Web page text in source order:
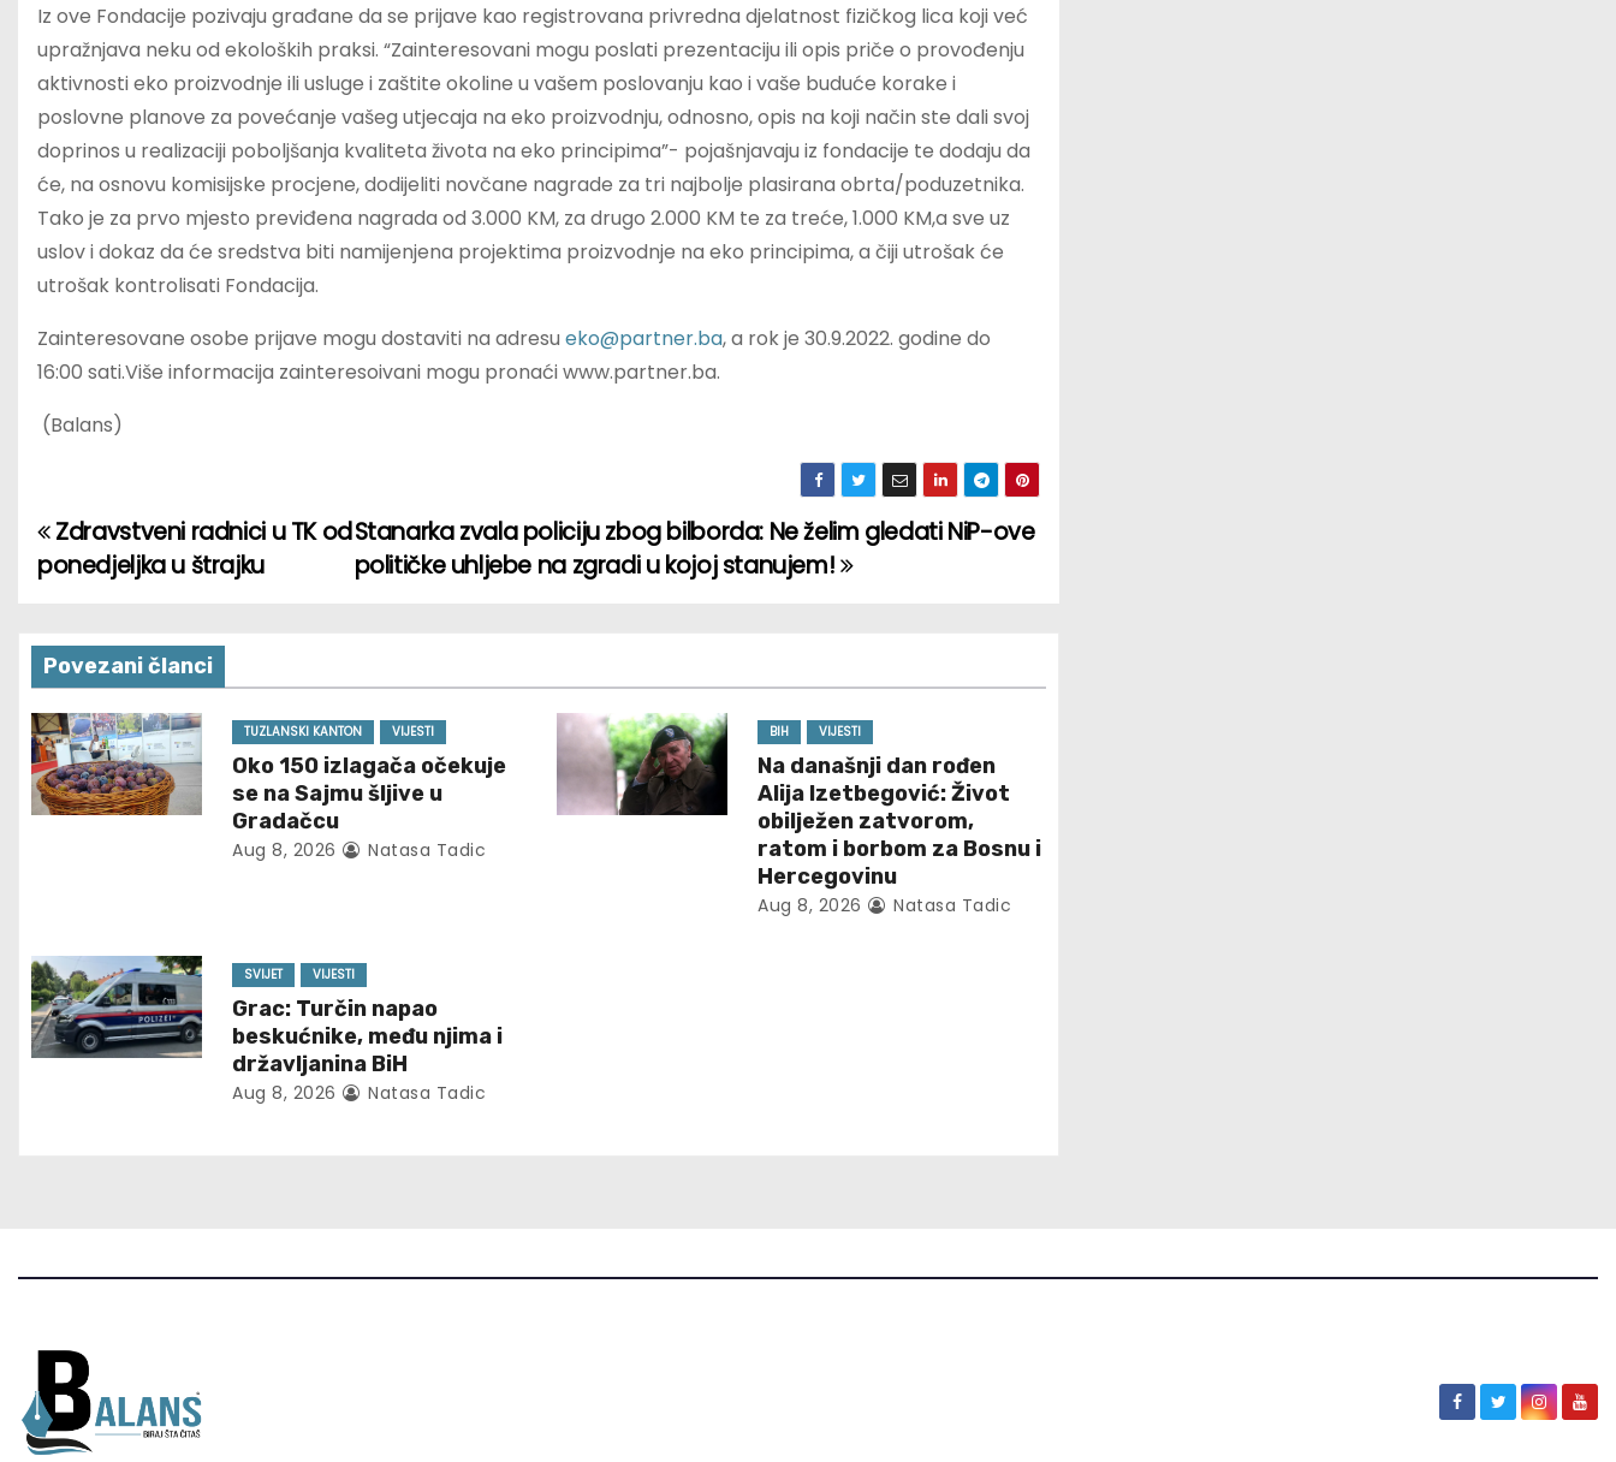
Iz ove Fondacije pozivaju građane da se prijave kao registrovana privredna djelatnost fizičkog lica koji već
upražnjava neku od ekoloških praksi. “Zainteresovani mogu poslati prezentaciju ili opis priče o provođenju
aktivnosti eko proizvodnje ili usluge i zaštite okoline u vašem poslovanju kao i vaše buduće korake i
poslovne planove za povećanje vašeg utjecaja na eko proizvodnju, odnosno, opis na koji način ste dali svoj
doprinos u realizaciji poboljšanja kvaliteta života na eko principima”- pojašnjavaju iz fondacije te dodaju da
će, na osnovu komisijske procjene, dodijeliti novčane nagrade za tri najbolje plasirana obrta/poduzetnika.
Tako je za prvo mjesto previđena nagrada od 3.000 KM, za drugo 2.000 KM te za treće, 1.000 KM,a sve uz
uslov i dokaz da će sredstva biti namijenjena projektima proizvodnje na eko principima, a čiji utrošak će
utrošak kontrolisati Fondacija.
Zainteresovane osobe prijave mogu dostaviti na adresu eko@partner.ba, a rok je 30.9.2022. godine do
16:00 sati.Više informacija zainteresoivani mogu pronaći www.partner.ba.
(Balans)
P
o
s
t
n
a
g
a
t
Stanarka zvala policiju zbog bilborda: Ne želim gledati NiP-ove
političke uhljebe na zgradi u kojoj stanujem!
Zdravstveni radnici u TK od
ponedjeljka u štrajku
Povezani članci
TUZLANSKI KANTON VIJESTI
Oko 150 izlagača očekuje
se na Sajmu šljive u
Gradačcu
Aug 8, 2026 Natasa Tadic
BIH VIJESTI
Na današnji dan rođen
Alija Izetbegović: Život
obilježen zatvorom,
ratom i borbom za Bosnu i
Hercegovinu
Aug 8, 2026 Natasa Tadic
SVIJET VIJESTI
Grac: Turčin napao
beskućnike, među njima i
državljanina BiH
Aug 8, 2026 Natasa Tadic